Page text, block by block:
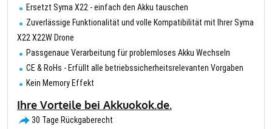
Ersetzt Syma X22 - einfach den Akku tauschen
Zuverlässige Funktionalität und volle Kompatibilität mit Ihrer Syma
X22 X22W Drone
Passgenaue Verarbeitung für problemloses Akku Wechseln
CE & RoHs - Erfüllt alle betriebssicherheitsrelevanten Vorgaben
Kein Memory Effekt
Ihre Vorteile bei Akkuokok.de.
30 Tage Rückgaberecht